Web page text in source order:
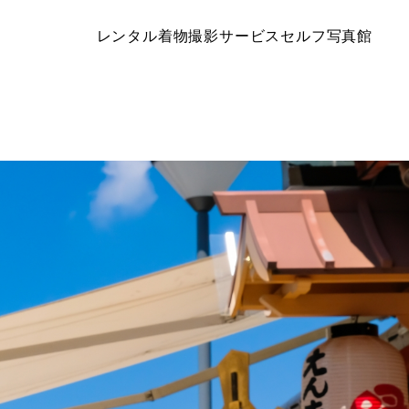
レンタル着物撮影サービス セルフ写真館